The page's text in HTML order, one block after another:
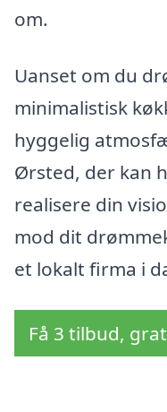
om.
Uanset om du
minimalistisk
hyggelig
Ørsted, der kan
realisere din
mod dit
et lokalt firma i
Få 3 tilbud,